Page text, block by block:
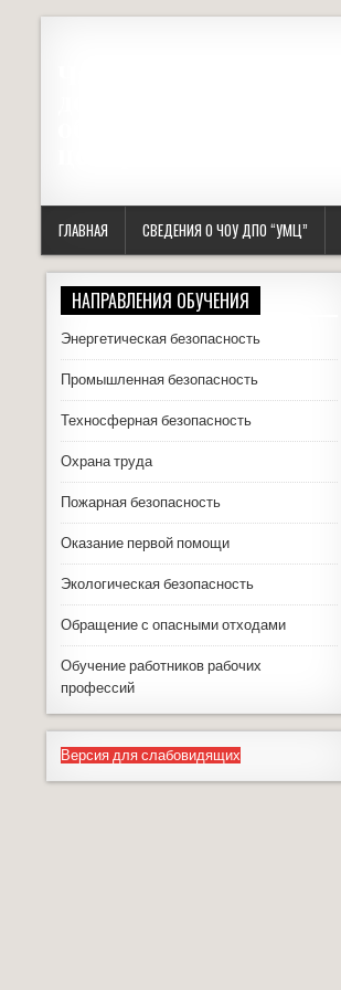
ГЛАВНАЯ СВЕДЕНИЯ О ЧОУ ДПО “УМЦ”
НАПРАВЛЕНИЯ ОБУЧЕНИЯ
Энергетическая безопасность
Промышленная безопасность
Техносферная безопасность
Охрана труда
Пожарная безопасность
Оказание первой помощи
Экологическая безопасность
Обращение с опасными отходами
Обучение работников рабочих
профессий
Версия для слабовидящих